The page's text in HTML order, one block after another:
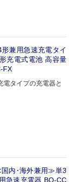
兼用急速充電タイ
充電式電池 高容量
FX
電タイプの充電器と
内･海外兼用≫単3
急速充電器 BQ-CC